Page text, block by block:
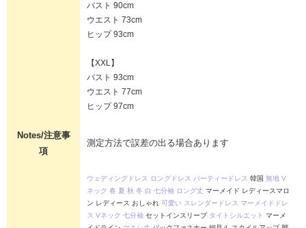
バスト 90cm
ウエスト 73cm
ヒップ 93cm
【XXL】
バスト 93cm
ウエスト 77cm
ヒップ 97cm
Notes/注意事
項
測定方法で誤差の出る場合あります
ウェディングドレス ロングドレス パーティードレス 韓国 無地 V
ネック 春 夏 秋 冬 白 七分袖 ロング丈 マーメイド レディースマロ
ン レディース おしゃれ 可愛い スレンダードレス マーメイドドレ
ス Vネック 七分袖 セットインスリーブ タイトシルエット マーメ